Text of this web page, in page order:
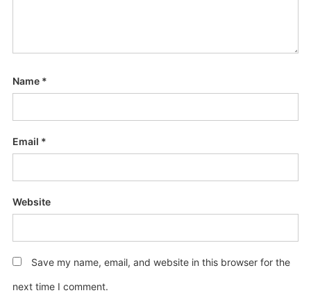
Name *
Email *
Website
Save my name, email, and website in this browser for the
next time I comment.